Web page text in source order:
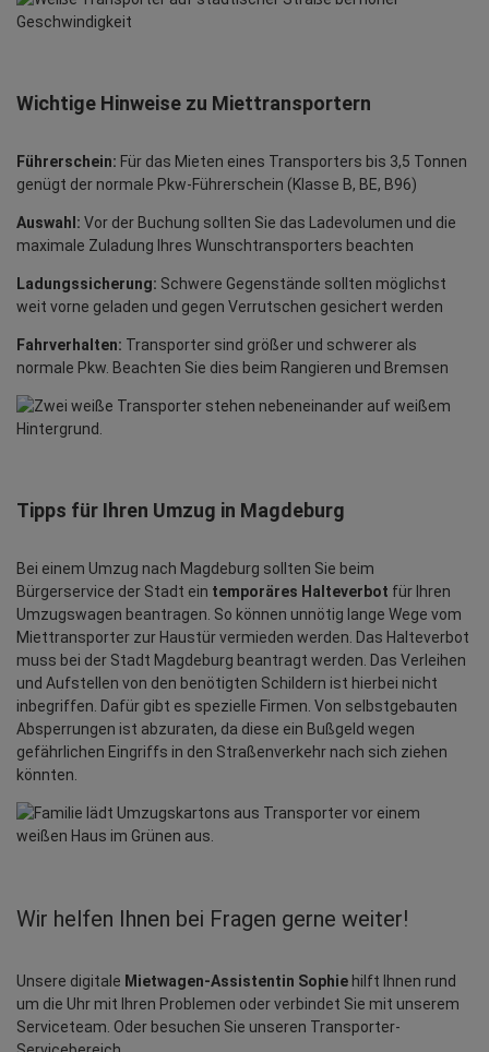
Wichtige Hinweise zu Miettransportern
Führerschein: Für das Mieten eines Transporters bis 3,5 Tonnen
genügt der normale Pkw-Führerschein (Klasse B, BE, B96)
Auswahl: Vor der Buchung sollten Sie das Ladevolumen und die
maximale Zuladung Ihres Wunschtransporters beachten
Ladungssicherung: Schwere Gegenstände sollten möglichst
weit vorne geladen und gegen Verrutschen gesichert werden
Fahrverhalten: Transporter sind größer und schwerer als
normale Pkw. Beachten Sie dies beim Rangieren und Bremsen
Tipps für Ihren Umzug in Magdeburg
Bei einem Umzug nach Magdeburg sollten Sie beim
Bürgerservice der Stadt ein temporäres Halteverbot für Ihren
Umzugswagen beantragen. So können unnötig lange Wege vom
Miettransporter zur Haustür vermieden werden. Das Halteverbot
muss bei der Stadt Magdeburg beantragt werden. Das Verleihen
und Aufstellen von den benötigten Schildern ist hierbei nicht
inbegriffen. Dafür gibt es spezielle Firmen. Von selbstgebauten
Absperrungen ist abzuraten, da diese ein Bußgeld wegen
gefährlichen Eingriffs in den Straßenverkehr nach sich ziehen
könnten.
Wir helfen Ihnen bei Fragen gerne weiter!
Unsere digitale Mietwagen-Assistentin Sophie hilft Ihnen rund
um die Uhr mit Ihren Problemen oder verbindet Sie mit unserem
Serviceteam. Oder besuchen Sie unseren Transporter-